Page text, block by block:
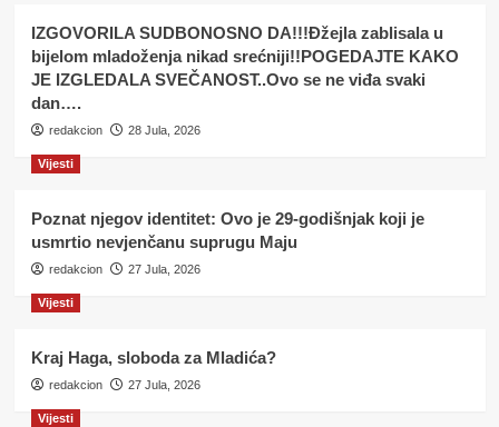
IZGOVORILA SUDBONOSNO DA!!!Đžejla zablisala u
bijelom mladoženja nikad srećniji!!POGEDAJTE KAKO
JE IZGLEDALA SVEČANOST..Ovo se ne viđa svaki
dan….
redakcion 28 Jula, 2026
Vijesti
Poznat njegov identitet: Ovo je 29-godišnjak koji je
usmrtio nevjenčanu suprugu Maju
redakcion 27 Jula, 2026
Vijesti
Kraj Haga, sloboda za Mladića?
redakcion 27 Jula, 2026
Vijesti